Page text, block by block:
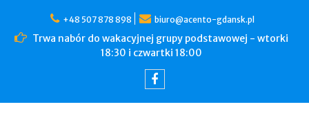
+48 507 878 898 biuro@acento-gdansk.pl
Trwa nabór do wakacyjnej grupy podstawowej - wtorki
18:30 i czwartki 18:00